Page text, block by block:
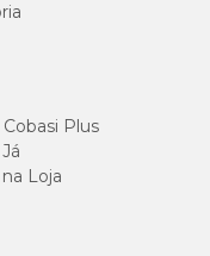
(3 –4 ½).
e consumir em
Plus
Loja